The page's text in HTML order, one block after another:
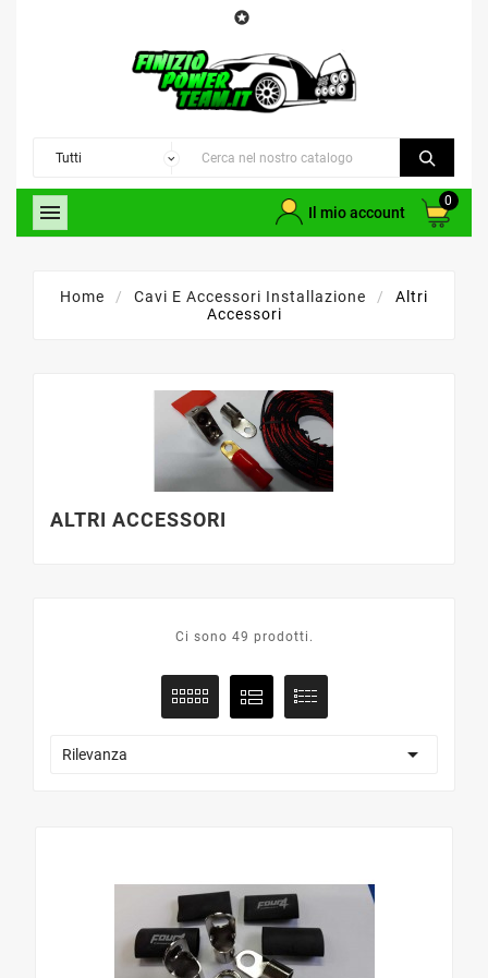

 Il mio account
0
Home Cavi E Accessori Installazione
Altri
Accessori
ALTRI ACCESSORI
Ci sono 49 prodotti.
Rilevanza 